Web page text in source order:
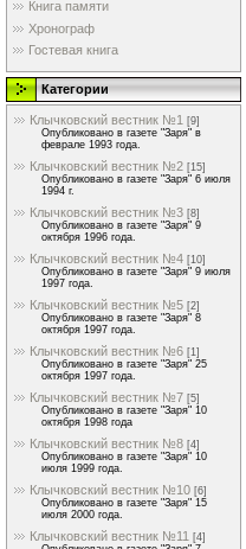
Книга памяти
Хронограф
Гостевая книга
Категории
Клычковский вестник №1 [9]
Опубликовано в газете "Заря" в
феврале 1993 года.
Клычковский вестник №2 [15]
Опубликовано в газете "Заря" 6 июля
1994 г.
Клычковский вестник №3 [8]
Опубликовано в газете "Заря" 9
октября 1996 года.
Клычковский вестник №4 [10]
Опубликовано в газете "Заря" 9 июля
1997 года.
Клычковский вестник №5 [2]
Опубликовано в газете "Заря" 8
октября 1997 года.
Клычковский вестник №6 [1]
Опубликовано в газете "Заря" 25
октября 1997 года.
Клычковский вестник №7 [5]
Опубликовано в газете "Заря" 10
октября 1998 года
Клычковский вестник №8 [4]
Опубликовано в газете "Заря" 10
июля 1999 года.
Клычковский вестник №10 [6]
Опубликовано в газете "Заря" 15
июля 2000 года.
Клычковский вестник №11 [4]